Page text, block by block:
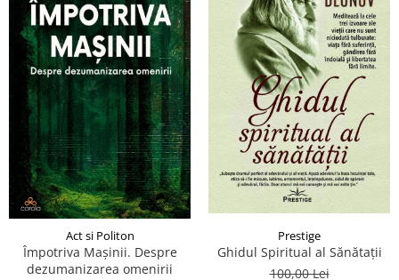
Act si Politon
Împotriva Mașinii. Despre
dezumanizarea omenirii
Prestige
Ghidul Spiritual al Sănătații
100,00 Lei